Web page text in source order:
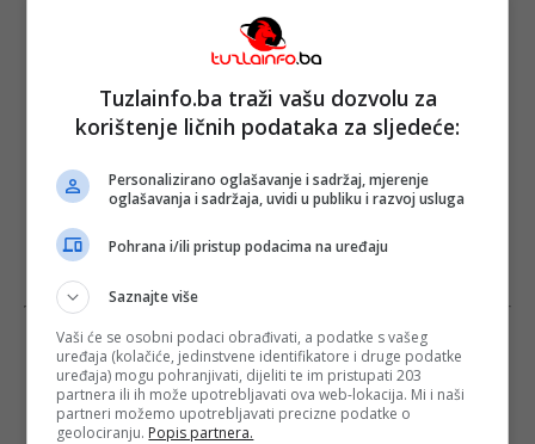
Tuzlainfo.ba traži vašu dozvolu za
korištenje ličnih podataka za sljedeće:
Personalizirano oglašavanje i sadržaj, mjerenje
oglašavanja i sadržaja, uvidi u publiku i razvoj usluga
Pohrana i/ili pristup podacima na uređaju
Saznajte više
Vaši će se osobni podaci obrađivati, a podatke s vašeg
uređaja (kolačiće, jedinstvene identifikatore i druge podatke
uređaja) mogu pohranjivati, dijeliti te im pristupati 203
partnera ili ih može upotrebljavati ova web-lokacija. Mi i naši
partneri možemo upotrebljavati precizne podatke o
geolociranju. Popis partnera.